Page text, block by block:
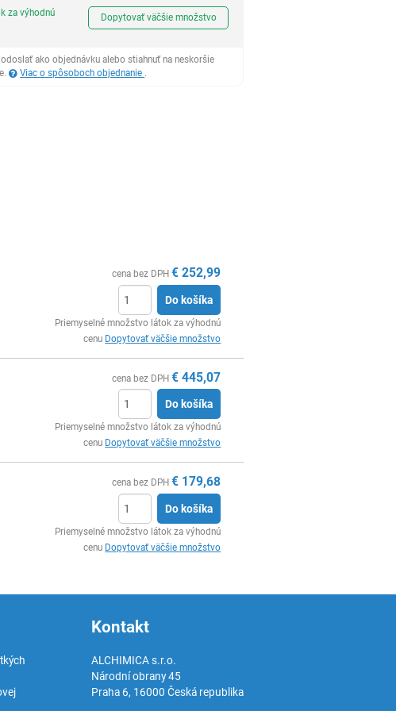
Ks
za výhodnú
Dopytovať väčšie množstvo
ako objednávku alebo stiahnuť na neskoršie
Viac o spôsoboch objednanie .
cena bez DPH € 252,99
Do košíka
Priemyselné množstvo látok za výhodnú
cenu Dopytovať väčšie množstvo
cena bez DPH € 445,07
Do košíka
Priemyselné množstvo látok za výhodnú
cenu Dopytovať väčšie množstvo
cena bez DPH € 179,68
Do košíka
Priemyselné množstvo látok za výhodnú
cenu Dopytovať väčšie množstvo
Kontakt
ALCHIMICA s.r.o.
Národní obrany 45
Praha 6, 16000 Česká republika